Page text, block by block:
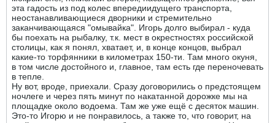
эта гадость из под колес впередиидущего транспорта,
неостанавливающиеся дворники и стремительно
заканчивающаяся "омывайка". Игорь долго выбирал - куда
бы поехать на рыбалку, т.к. мест в окрестностях российской
столицы, как я понял, хватает, и, в конце концов, выбрал
какие-то торфянники в километрах 150-ти. Там много окуня,
в том числе достойного и, главное, там есть где переночевать
в тепле.
Ну вот, вроде, приехали. Сразу договорились о предстоящем
ночлеге и через пять минут по накатанной дорожке мы на
площадке около водоема. Там же уже ещё с десяток машин.
Это-то Игорю и не понравилось, а также то, что говорит, на